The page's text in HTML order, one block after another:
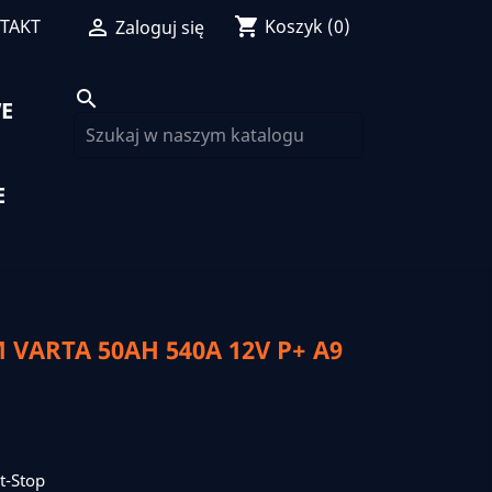
 Zaloguj się shopping_cart Koszyk (0)
search
50AH 540A 12V P+ A9
Stop